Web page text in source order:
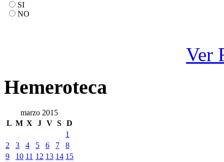
SI
NO
Ver
Hemeroteca
marzo 2015
L M X J V S D
1
2
3 4 5 6 7
8
9
10 11 12 13 14 15